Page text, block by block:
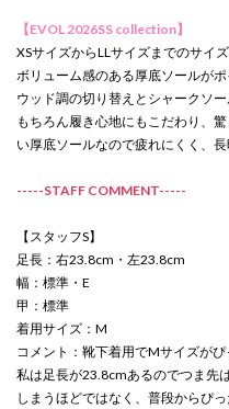
【EVOL 2026SS collection】
XSサイズからLLサイズまでのサイズ
ボリューム感のある厚底ソールが
ウッド調の切り替えとシャークソ
もちろん履き心地にもこだわり、
い厚底ソールなので疲れにくく、
-----STAFF COMMENT-----
【スタッフS】
足長：右23.8cm・左23.8cm
幅：標準・E
甲：標準
着用サイズ：M
コメント：靴下着用でMサイズがぴ
私は足長が23.8cmあるのでつま先
しまうほどではなく、普段からぴ